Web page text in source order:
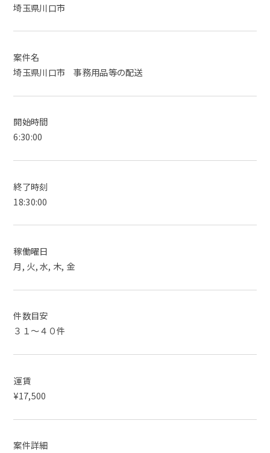
埼玉県川口市
案件名
埼玉県川口市 事務用品等の配送
開始時間
6:30:00
終了時刻
18:30:00
稼働曜日
月, 火, 水, 木, 金
件数目安
３１～４０件
運賃
¥17,500
案件詳細